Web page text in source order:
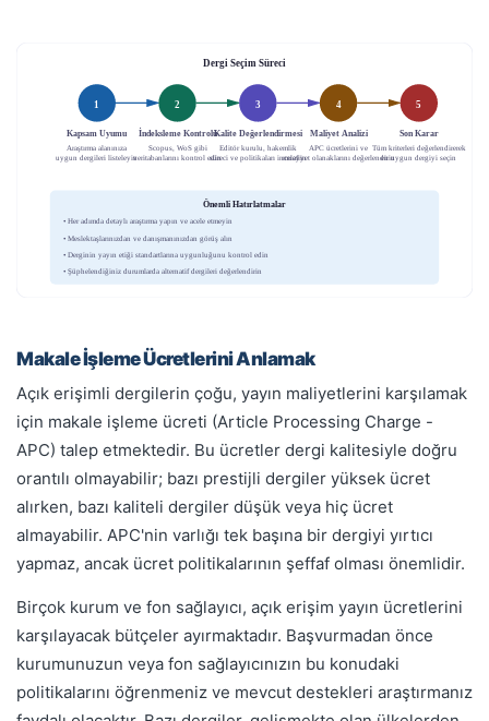
Dergi Seçim Süreci
1
Kapsam Uyumu
Araştırma alanınıza
uygun dergileri listeleyin
2
İndeksleme Kontrolü
Scopus, WoS gibi
veritabanlarını kontrol edin
3
Kalite Değerlendirmesi
Editör kurulu, hakemlik
süreci ve politikaları inceleyin
4
Maliyet Analizi
APC ücretlerini ve
muafiyet olanaklarını değerlendirin
5
Son Karar
Tüm kriterleri değerlendirerek
en uygun dergiyi seçin
Önemli Hatırlatmalar
• Her adımda detaylı araştırma yapın ve acele etmeyin
• Meslektaşlarınızdan ve danışmanınızdan görüş alın
• Derginin yayın etiği standartlarına uygunluğunu kontrol edin
• Şüphelendiğiniz durumlarda alternatif dergileri değerlendirin
Makale İşleme Ücretlerini Anlamak
Açık erişimli dergilerin çoğu, yayın maliyetlerini karşılamak
için makale işleme ücreti (Article Processing Charge -
APC) talep etmektedir. Bu ücretler dergi kalitesiyle doğru
orantılı olmayabilir; bazı prestijli dergiler yüksek ücret
alırken, bazı kaliteli dergiler düşük veya hiç ücret
almayabilir. APC'nin varlığı tek başına bir dergiyi yırtıcı
yapmaz, ancak ücret politikalarının şeffaf olması önemlidir.
Birçok kurum ve fon sağlayıcı, açık erişim yayın ücretlerini
karşılayacak bütçeler ayırmaktadır. Başvurmadan önce
kurumunuzun veya fon sağlayıcınızın bu konudaki
politikalarını öğrenmeniz ve mevcut destekleri araştırmanız